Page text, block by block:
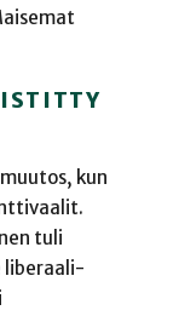
kun
tuli
liberaali-